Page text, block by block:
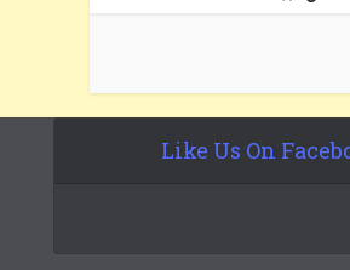
Like Us On